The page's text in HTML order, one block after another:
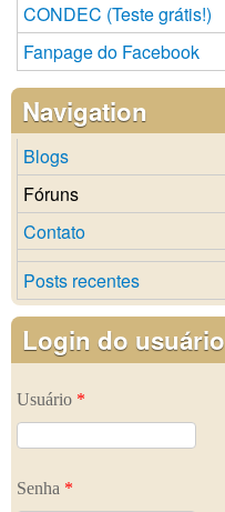
CONDEC (Teste grátis!)
Fanpage do Facebook
Navigation
Blogs
Fóruns
Contato
Posts recentes
Login do usuário
Usuário *
Senha *